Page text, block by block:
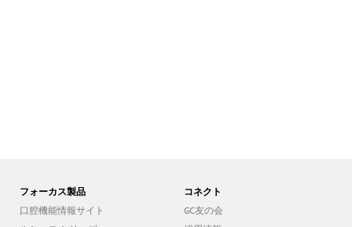
フォーカス製品
口腔機能情報サイト
コネクト
GC友の会